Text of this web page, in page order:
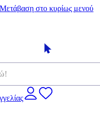
Μετάβαση στο κυρίως μενού